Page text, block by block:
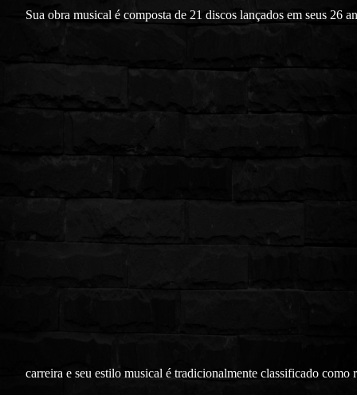
Sua obra musical é composta de 21 discos lançados em seus 26
carreira e seu estilo musical é tradicionalmente classificado como